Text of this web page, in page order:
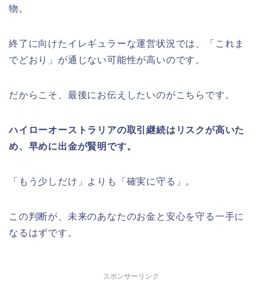
物。
終了に向けたイレギュラーな運営状況では、「これま
でどおり」が通じない可能性が高いのです。
だからこそ、最後にお伝えしたいのがこちらです。
ハイローオーストラリアの取引継続はリスクが高いた
め、早めに出金が賢明です。
「もう少しだけ」よりも「確実に守る」。
この判断が、未来のあなたのお金と安心を守る一手に
なるはずです。
スポンサーリンク